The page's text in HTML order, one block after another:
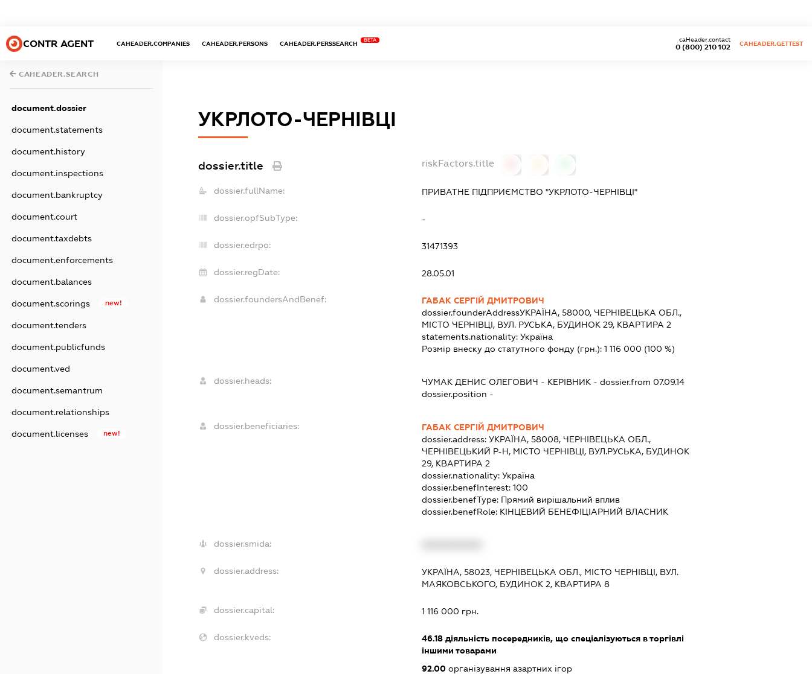
CONTR AGENT CAHEADER.COMPANIES CAHEADER.PERSONS CAHEADER.PERSSEARCH
BETA
0 (800) 210 102
caHeader.contact
CAHEADER.GETTEST
CAHEADER.SEARCH
document.dossier
document.statements
document.history
document.inspections
document.bankruptcy
document.court
document.taxdebts
document.enforcements
document.balances
document.scorings new!
document.tenders
document.publicfunds
document.ved
document.semantrum
document.relationships
document.licenses new!
УКРЛОТО-ЧЕРНІВЦІ
dossier.title riskFactors.title
dossier.fullName: ПРИВАТНЕ ПІДПРИЄМСТВО "УКРЛОТО-ЧЕРНІВЦІ"
dossier.opfSubType: -
dossier.edrpo: 31471393
dossier.regDate: 28.05.01
dossier.foundersAndBenef:
ГАБАК СЕРГІЙ ДМИТРОВИЧ
dossier.founderAddressУКРАЇНА, 58000, ЧЕРНІВЕЦЬКА ОБЛ.,
МІСТО ЧЕРНІВЦІ, ВУЛ. РУСЬКА, БУДИНОК 29, КВАРТИРА 2
statements.nationality:Україна
Розмір внеску до статутного фонду (грн.):1 116 000 (100 %)
dossier.heads: ЧУМАК ДЕНИС ОЛЕГОВИЧ - КЕРІВНИК - dossier.from 07.09.14
dossier.position -
dossier.beneficiaries:
ГАБАК СЕРГІЙ ДМИТРОВИЧ
dossier.address:УКРАЇНА, 58008, ЧЕРНІВЕЦЬКА ОБЛ.,
ЧЕРНІВЕЦЬКИЙ Р-Н, МІСТО ЧЕРНІВЦІ, ВУЛ.РУСЬКА, БУДИНОК
29, КВАРТИРА 2
dossier.nationality:Україна
dossier.benefInterest:100
dossier.benefType: Прямий вирішальний вплив
dossier.benefRole: КІНЦЕВИЙ БЕНЕФІЦІАРНИЙ ВЛАСНИК
dossier.smida:
dossier.address:
УКРАЇНА, 58023, ЧЕРНІВЕЦЬКА ОБЛ., МІСТО ЧЕРНІВЦІ, ВУЛ.
МАЯКОВСЬКОГО, БУДИНОК 2, КВАРТИРА 8
dossier.capital: 1 116 000 грн.
dossier.kveds: 46.18 діяльність посередників, що спеціалізуються в торгівлі
іншими товарами
92.00 організування азартних ігор